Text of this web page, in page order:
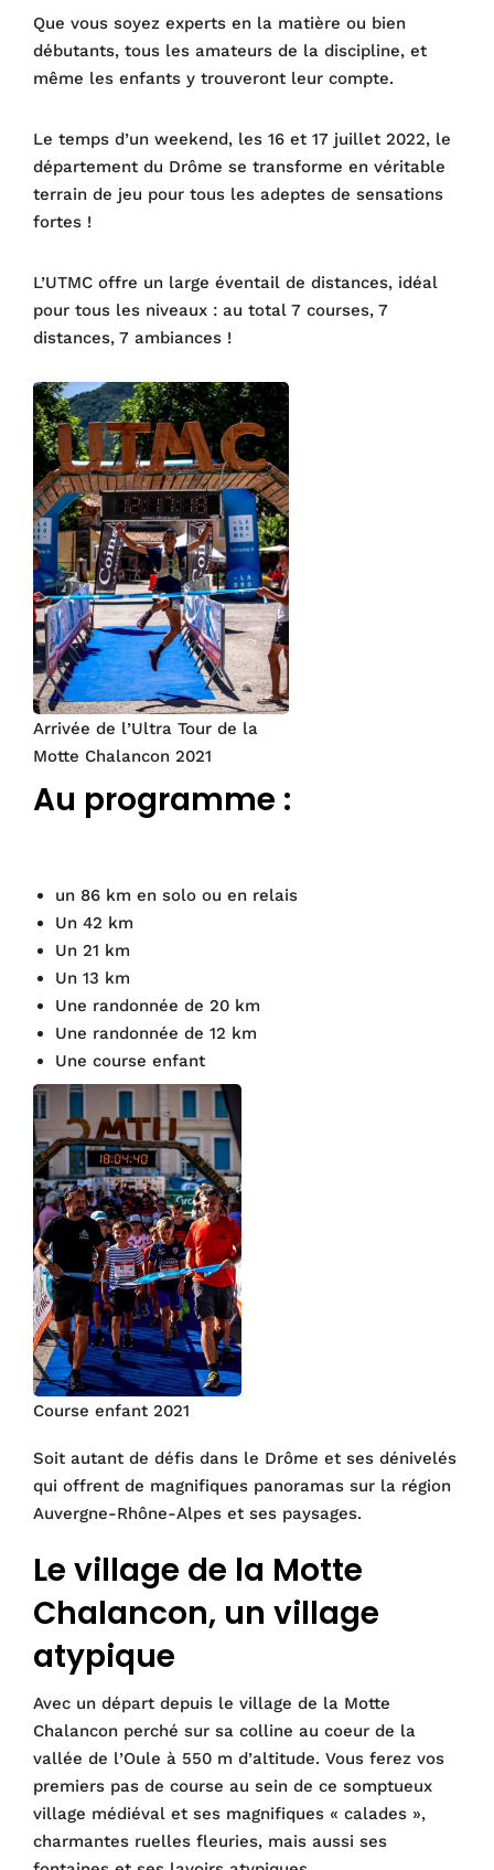
Que vous soyez experts en la matière ou bien
débutants, tous les amateurs de la discipline, et
même les enfants y trouveront leur compte.
Le temps d’un weekend, les 16 et 17 juillet 2022, le
département du Drôme se transforme en véritable
terrain de jeu pour tous les adeptes de sensations
fortes !
L’UTMC offre un large éventail de distances, idéal
pour tous les niveaux : au total 7 courses, 7
distances, 7 ambiances !
Arrivée de l’Ultra Tour de la
Motte Chalancon 2021
Au programme :
un 86 km en solo ou en relais
Un 42 km
Un 21 km
Un 13 km
Une randonnée de 20 km
Une randonnée de 12 km
Une course enfant
Course enfant 2021
Soit autant de défis dans le Drôme et ses dénivelés
qui offrent de magnifiques panoramas sur la région
Auvergne-Rhône-Alpes et ses paysages.
Le village de la Motte
Chalancon, un village
atypique
Avec un départ depuis le village de la Motte
Chalancon perché sur sa colline au coeur de la
vallée de l’Oule à 550 m d’altitude. Vous ferez vos
premiers pas de course au sein de ce somptueux
village médiéval et ses magnifiques « calades »,
charmantes ruelles fleuries, mais aussi ses